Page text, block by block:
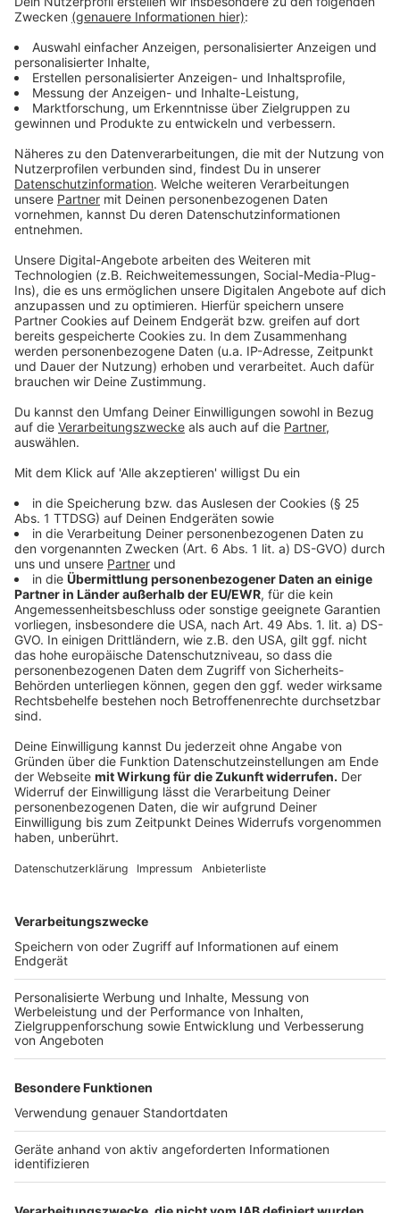
Kartoffeldonuts:
Die weiche Butter mit den Eiern aufschlagen.
Das gesiebte Mehl und die Stärke dazugeben und
mit den durchgedrückten Kartoffeln vermischen.
Mit Salz und Muskat abschmecken.
Pulled Pork:
Alle Gewürze in eine Tupperschüssel geben, diese
verschließen und kräftig schütteln.
Mit der Gewürzmischung das Fleisch einreiben,
Stunden im Kühlschrank lagern.
Das Fleisch zwei Stunden vor dem Garbeginn aus
dem Kühlschrank nehmen und Raumtemperatur
annehmen lassen.
Die Fleischbrühe in eine Koncisform gießen, darauf
den Rost platzieren. Darauf das Fleisch. Das
Kerntemperatur Thermometers versehen.
Bei 130 Grad im Backofen auf der mittleren
garen.
Das Fleisch in Küchenpapier oder "Butcher Paper"
wickeln und für etwa eine Stunde im
ausgeschalteten Backofen ruhen lassen.
Die Flüssigkeit aus der Konsicform in einen Topf
geben. Diesen erhitzen und die BBQ Sauce
einrühren.
Das Fleisch zerrupfen und die Soße aus dem Topf
hinein mischen.
Anzeige
Das ist der Kitchen Club by Nelson Müller:
Anzeige
Bei euch läuft das Radio in der Küche, bei uns die
Küche im Radio. Starkoch Nelson Müller lädt uns
Nachkochen oder Nachkochen lassen. Nelson nimmt
uns mit in seine Küche und weiht uns in die
Geheimnisse eines bekannten Profikochs ein. Der
Kitchen Club by Nelson Müller ist etwas für alle
Gourmets und Gourmüsen. Für alle von euch, die
wissen, dass Kardamom ein Gewürz ist und kein
Ersatzteil fürs Auto. Das ist "Foodtainment" der
Extraklasse. Feinste Küche, die man überall genießen
oder wie Nelson es sagt: "Macht nix, wenn's
schmeckt!"
Nelson Müller live erleben? Hier gibt esInfos zu den